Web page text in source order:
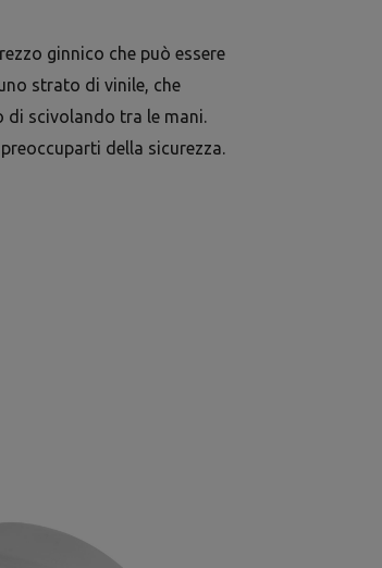
ginnico che può essere
strato di vinile, che
di scivolando tra le mani.
della sicurezza.